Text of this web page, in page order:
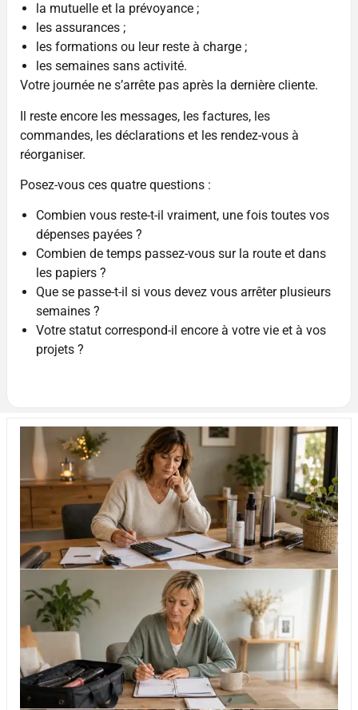
la mutuelle et la prévoyance ;
les assurances ;
les formations ou leur reste à charge ;
les semaines sans activité.
Votre journée ne s’arrête pas après la dernière cliente.
Il reste encore les messages, les factures, les
commandes, les déclarations et les rendez-vous à
réorganiser.
Posez-vous ces quatre questions :
Combien vous reste-t-il vraiment, une fois toutes vos
dépenses payées ?
Combien de temps passez-vous sur la route et dans
les papiers ?
Que se passe-t-il si vous devez vous arrêter plusieurs
semaines ?
Votre statut correspond-il encore à votre vie et à vos
projets ?